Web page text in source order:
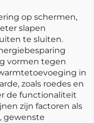
op schermen,
slapen
te sluiten.
vormen tegen
in
zoals roedes en
de functionaliteit
zijn factoren als
gewenste